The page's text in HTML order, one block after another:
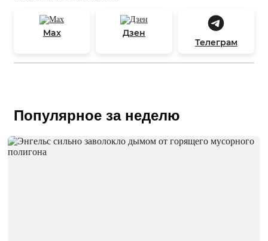
Max
Дзен
Телеграм
Популярное за неделю